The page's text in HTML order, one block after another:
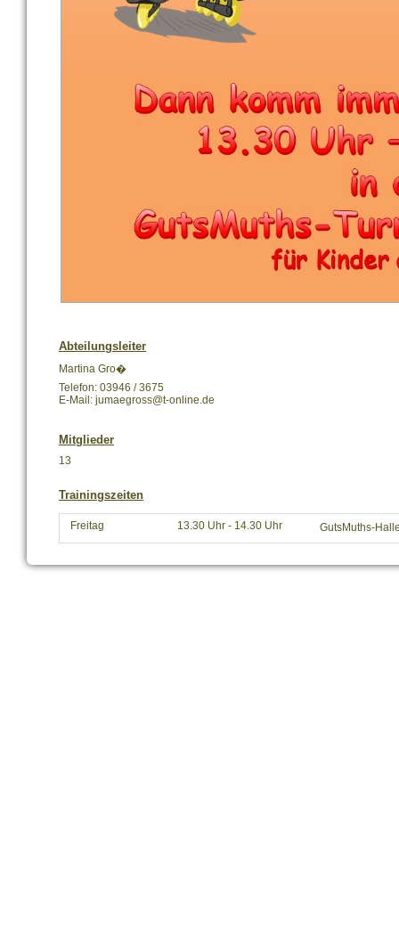
Abteilungsleiter
Martina Gro�
Telefon: 03946 / 3675
E-Mail: jumaegross@t-online.de
Mitglieder
13
Trainingszeiten
Freitag 13.30 Uhr - 14.30 Uhr GutsMuths-